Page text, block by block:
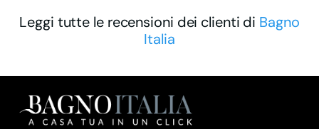
Leggi tutte le recensioni dei clienti di Bagno
Italia